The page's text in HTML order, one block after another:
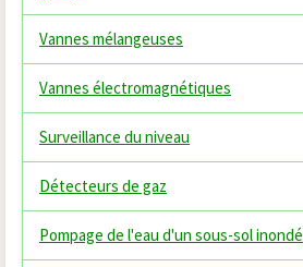
Vannes mélangeuses
Vannes électromagnétiques
Surveillance du niveau
Détecteurs de gaz
Pompage de l'eau d'un sous-sol inondé